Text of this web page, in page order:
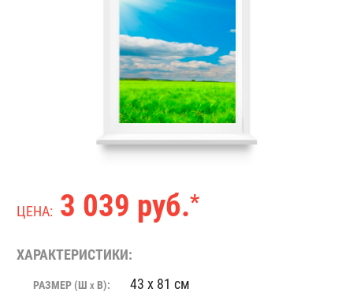
ЦЕНА: 3 039 руб.*
ХАРАКТЕРИСТИКИ:
РАЗМЕР (Ш X В): 43 x 81 см